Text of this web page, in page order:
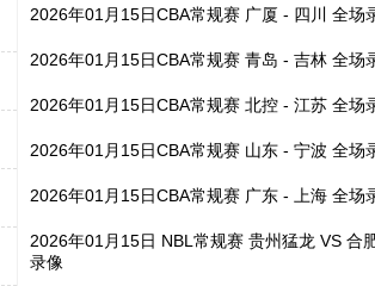
2026年01月15日CBA常规赛 广厦 - 四川 全场
2026年01月15日CBA常规赛 青岛 - 吉林 全场
2026年01月15日CBA常规赛 北控 - 江苏 全场
2026年01月15日CBA常规赛 山东 - 宁波 全场
2026年01月15日CBA常规赛 广东 - 上海 全场
2026年01月15日 NBL常规赛 贵州猛龙 VS 合
录像